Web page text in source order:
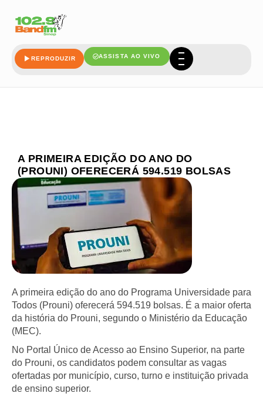
REPRODUZIR ASSISTA AO VIVO
A PRIMEIRA EDIÇÃO DO ANO DO
(PROUNI) OFERECERÁ 594.519 BOLSAS
A primeira edição do ano do Programa Universidade para
Todos (Prouni) oferecerá 594.519 bolsas. É a maior oferta
da história do Prouni, segundo o Ministério da Educação
(MEC).
No Portal Único de Acesso ao Ensino Superior, na parte
do Prouni, os candidatos podem consultar as vagas
ofertadas por município, curso, turno e instituição privada
de ensino superior.